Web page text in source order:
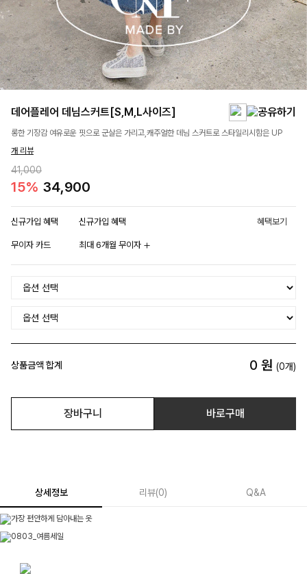
데어플레어 데님스커트[S,M,L사이즈]
롱한 기장감 여유로운 핏으로 군살은 가리고,캐주얼한 데님 스커트로 스타일리시함은 UP
개 리뷰
41,000
15% 34,900
신규가입 혜택 신규가입 혜택 혜택보기
무이자 카드 최대 6개월 무이자
상품금액 합계 0 원 (0개)
장바구니 바로구매
상세정보 리뷰(0) Q&A